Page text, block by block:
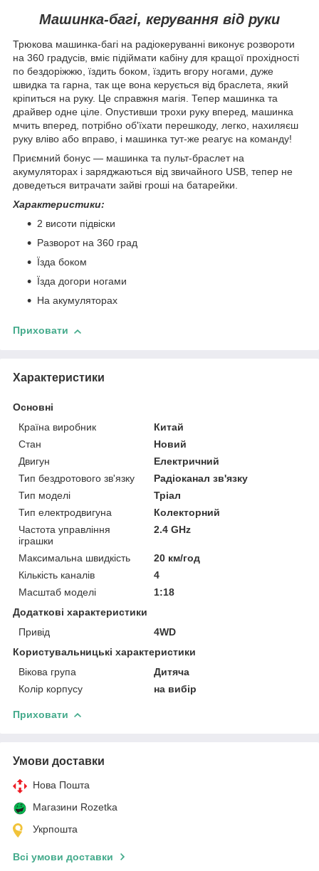
Машинка-багі, керування від руки
Трюкова машинка-багі на радіокеруванні виконує розвороти
на 360 градусів, вміє підіймати кабіну для кращої прохідності
по бездоріжжю, їздить боком, їздить вгору ногами, дуже
швидка та гарна, так ще вона керується від браслета, який
кріпиться на руку. Це справжня магія. Тепер машинка та
драйвер одне ціле. Опустивши трохи руку вперед, машинка
мчить вперед, потрібно об'їхати перешкоду, легко, нахиляєш
руку вліво або вправо, і машинка тут-же реагує на команду!
Приємний бонус — машинка та пульт-браслет на
акумуляторах і заряджаються від звичайного USB, тепер не
доведеться витрачати зайві гроші на батарейки.
Характеристики:
2 висоти підвіски
Разворот на 360 град
Їзда боком
Їзда догори ногами
На акумуляторах
Приховати
Характеристики
Основні
Країна виробник
Китай
Стан
Новий
Двигун
Електричний
Тип бездротового зв'язку
Радіоканал зв'язку
Тип моделі
Тріал
Тип електродвигуна
Колекторний
Частота управління
іграшки
2.4 GHz
Максимальна швидкість
20 км/год
Кількість каналів
4
Масштаб моделі
1:18
Додаткові характеристики
Привід
4WD
Користувальницькі характеристики
Вікова група
Дитяча
Колір корпусу
на вибір
Приховати
Умови доставки
Нова Пошта
Магазини Rozetka
Укрпошта
Всі умови доставки